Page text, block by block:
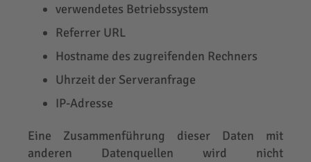
verwendetes Betriebssystem
Referrer URL
Hostname des zugreifenden Rechners
Uhrzeit der Serveranfrage
IP-Adresse
Eine Zusammenführung dieser Daten mit
anderen Datenquellen wird nicht